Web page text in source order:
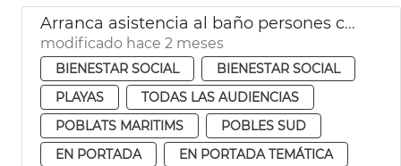
Arranca asistencia al baño persones con discapacitado playas València
modificado hace 2 meses
BIENESTAR SOCIAL
BIENESTAR SOCIAL
PLAYAS
TODAS LAS AUDIENCIAS
POBLATS MARITIMS
POBLES SUD
EN PORTADA
EN PORTADA TEMÁTICA